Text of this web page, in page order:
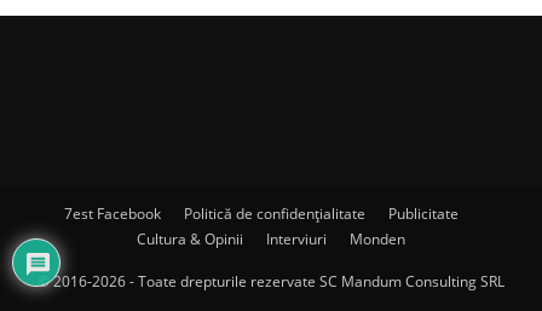
7est Facebook Politică de confidențialitate
Publicitate
Cultura & Opinii
Interviuri Monden
© 2016-2026 - Toate drepturile rezervate SC Mandum Consulting SRL